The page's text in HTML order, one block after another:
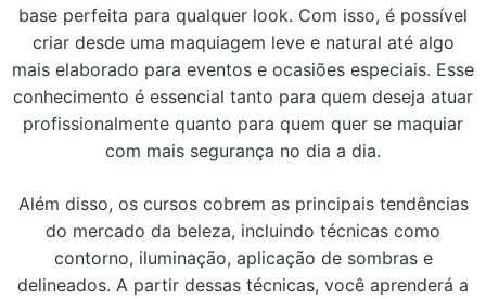
base perfeita para qualquer look. Com isso, é possível
criar desde uma maquiagem leve e natural até algo
mais elaborado para eventos e ocasiões especiais. Esse
conhecimento é essencial tanto para quem deseja atuar
profissionalmente quanto para quem quer se maquiar
com mais segurança no dia a dia.
Além disso, os cursos cobrem as principais tendências
do mercado da beleza, incluindo técnicas como
contorno, iluminação, aplicação de sombras e
delineados. A partir dessas técnicas, você aprenderá a